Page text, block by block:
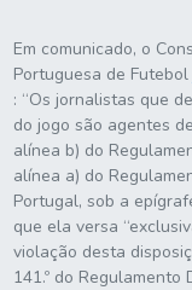
Em comunicado, o
Portuguesa de Futebol
: “Os jornalistas que
do jogo são agentes
alínea b) do
alínea a) do
Portugal, sob a
que ela versa
violação desta
141.º do Regulamento